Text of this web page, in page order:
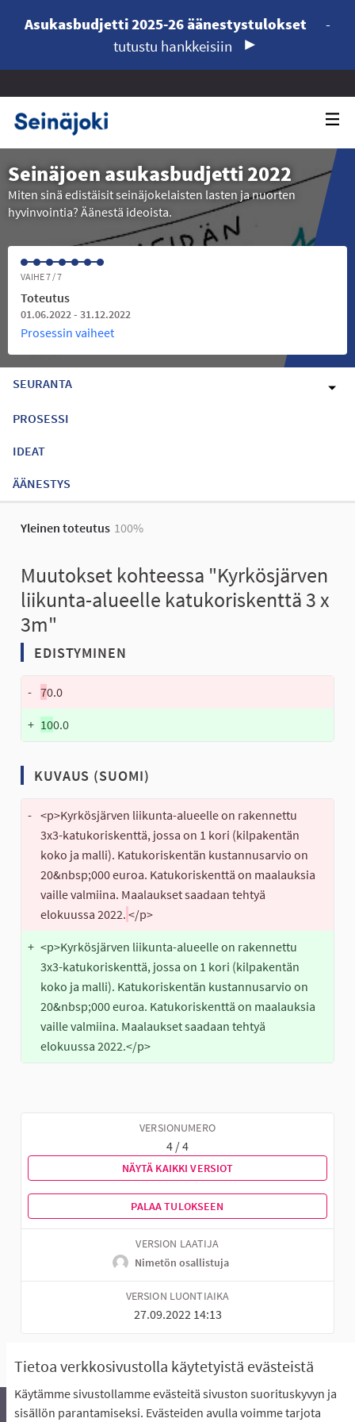
Tietoa verkkosivustolla käytetyistä evästeistä
Käytämme sivustollamme evästeitä sivuston suorituskyvyn ja
sisällön parantamiseksi. Evästeiden avulla voimme tarjota
Asukasbudjetti 2025-26 äänestystulokset
-
tutustu hankkeisiin
Seinäjoen asukasbudjetti 2022
Miten sinä edistäisit seinäjokelaisten lasten ja nuorten
hyvinvointia? Äänestä ideoista.
VAIHE 7 / 7
Toteutus
01.06.2022 - 31.12.2022
Prosessin vaiheet
SEURANTA
PROSESSI
IDEAT
ÄÄNESTYS
Yleinen toteutus 100%
Muutokset kohteessa "Kyrkösjärven
liikunta-alueelle katukoriskenttä 3 x
3m"
EDISTYMINEN
- 70.0
+ 100.0
KUVAUS (SUOMI)
- <p>Kyrkösjärven liikunta-alueelle on rakennettu
3x3-katukoriskenttä, jossa on 1 kori (kilpakentän
koko ja malli). Katukoriskentän kustannusarvio on
20&nbsp;000 euroa. Katukoriskenttä on maalauksia
vaille valmiina. Maalaukset saadaan tehtyä
elokuussa 2022. </p>
+ <p>Kyrkösjärven liikunta-alueelle on rakennettu
3x3-katukoriskenttä, jossa on 1 kori (kilpakentän
koko ja malli). Katukoriskentän kustannusarvio on
20&nbsp;000 euroa. Katukoriskenttä on maalauksia
vaille valmiina. Maalaukset saadaan tehtyä
elokuussa 2022.</p>
VERSIONUMERO
4 / 4
NÄYTÄ KAIKKI VERSIOT
PALAA TULOKSEEN
VERSION LAATIJA
Nimetön osallistuja
VERSION LUONTIAIKA
27.09.2022 14:13